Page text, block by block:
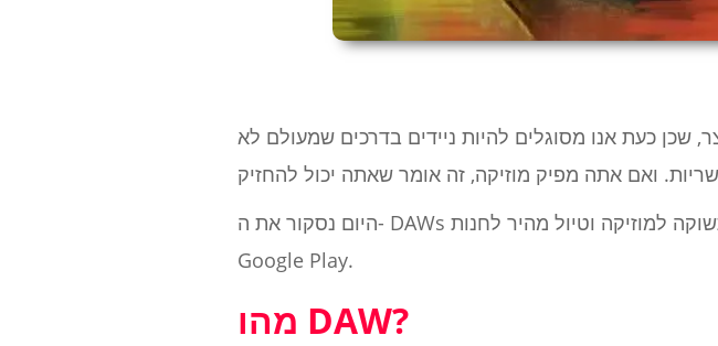
שכן כעת אנו מסוגלים להיות ניידים בדרכים שמעולם לא
היום נסקור את ה- DAWs הטובים ביותר למכשירי אנדרואיד, כך שכל מה שצריך זה תשוקה למוזיקה וטיול מהיר לחנות
Google Play.
מהו DAW?